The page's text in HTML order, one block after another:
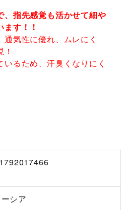
、指先感覚も活かせて細や
す！！
気性に優れ、ムレにく
るため、汗臭くなりにく
シア